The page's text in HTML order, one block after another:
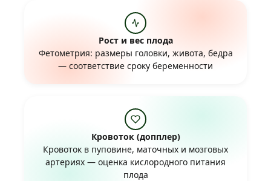
Рост и вес плода
Фетометрия: размеры головки, живота, бедра
— соответствие сроку беременности
Кровоток (допплер)
Кровоток в пуповине, маточных и мозговых
артериях — оценка кислородного питания
плода